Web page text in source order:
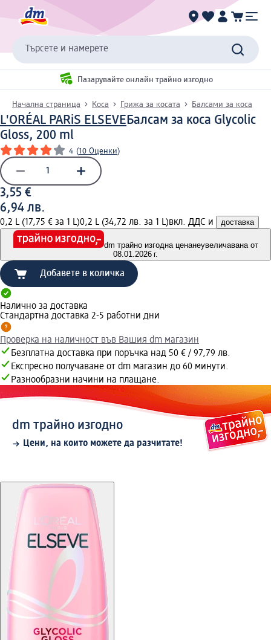
Търсете и намерете
Пазарувайте онлайн трайно изгодно
Начална страница Коса Грижа за косата Балсами за коса
L'ORÉAL PARiS ELSEVEБалсам за коса Glycolic
Gloss, 200 ml
4 (10 Оценки)
3,55 €
6,94 лв.
0,2 L (17,75 € за 1 L)0,2 L (34,72 лв. за 1 L)вкл. ДДС и доставка
dm трайно изгодна ценанеувеличавана от
08.01.2026 г.
Добавете в количка
Налично за доставка
Стандартна доставка 2-5 работни дни
Проверка на наличност във Вашия dm магазин
Безплатна доставка при поръчка над 50 € / 97,79 лв.
Експресно получаване от dm магазин до 60 минути.
Разнообразни начини на плащане.
dm трайно изгодно
Цени, на които можете да разчитате!